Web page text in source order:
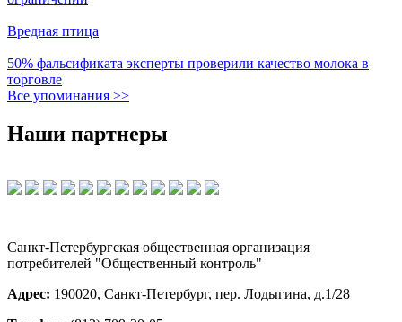
Вредная птица
50% фальсификата эксперты проверили качество молока в
торговле
Все упоминания >>
Наши партнеры
Санкт-Петербургская общественная организация
потребителей "Общественный контроль"
Адрес: 190020, Санкт-Петербург, пер. Лодыгина, д.1/28